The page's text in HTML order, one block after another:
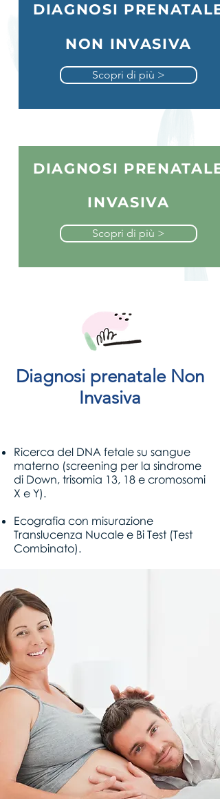
DIAGNOSI PRENATALE
NON INVASIVA
Scopri di più >
DIAGNOSI PRENATALE
INVASIVA
Scopri di più >
Diagnosi prenatale Non
Invasiva
Ricerca del DNA fetale su sangue
materno (screening per la sindrome
di Down, trisomia 13, 18 e cromosomi
X e Y).
Ecografia con misurazione
Translucenza Nucale e Bi Test (Test
Combinato).